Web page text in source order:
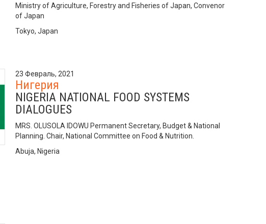
Ministry of Agriculture, Forestry and Fisheries of Japan, Convenor
of Japan
Tokyo, Japan
23 Февраль, 2021
Нигерия
NIGERIA NATIONAL FOOD SYSTEMS
DIALOGUES
MRS. OLUSOLA IDOWU Permanent Secretary, Budget & National
Planning. Chair, National Committee on Food & Nutrition.
Abuja, Nigeria